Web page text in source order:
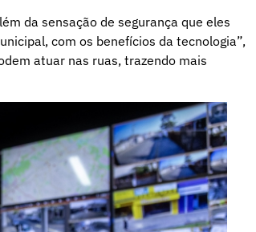
da sensação de segurança que eles
com os benefícios da tecnologia”,
atuar nas ruas, trazendo mais